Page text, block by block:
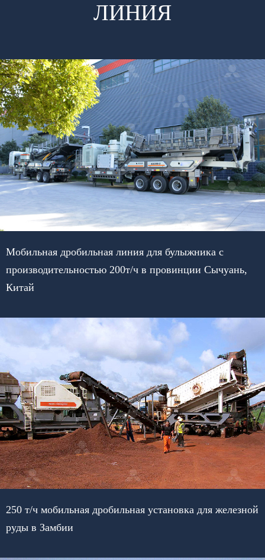
ЛИНИЯ
Мобильная дробильная линия для булыжника с
производительностью 200т/ч в провинции Сычуань,
Китай
250 т/ч мобильная дробильная установка для железной
руды в Замбии